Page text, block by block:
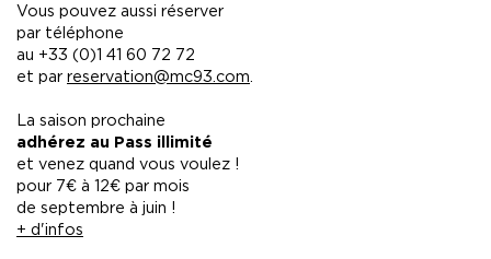
Vous pouvez aussi réserver
par téléphone
au +33 (0)1 41 60 72 72
et par reservation@mc93.com.
La saison prochaine
adhérez au Pass illimité
et venez quand vous voulez !
pour 7€ à 12€ par mois
de septembre à juin !
+ d'infos